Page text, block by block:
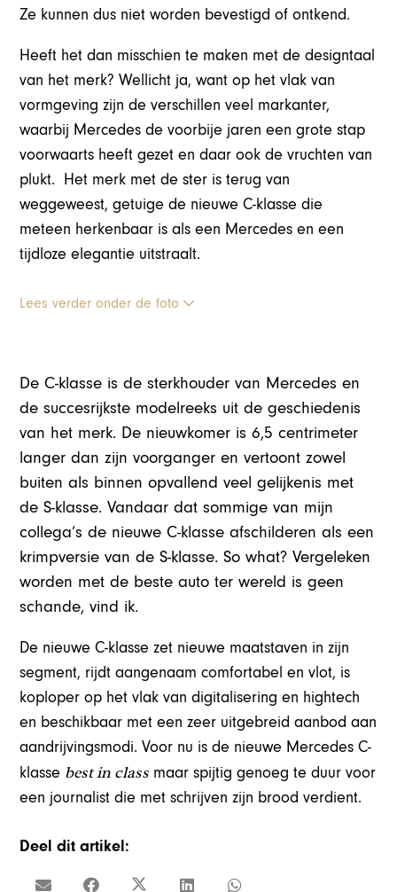
Ze kunnen dus niet worden bevestigd of ontkend.
Heeft het dan misschien te maken met de designtaal
van het merk? Wellicht ja, want op het vlak van
vormgeving zijn de verschillen veel markanter,
waarbij Mercedes de voorbije jaren een grote stap
voorwaarts heeft gezet en daar ook de vruchten van
plukt. Het merk met de ster is terug van
weggeweest, getuige de nieuwe C-klasse die
meteen herkenbaar is als een Mercedes en een
tijdloze elegantie uitstraalt.
Lees verder onder de foto
De C-klasse is de sterkhouder van Mercedes en
de succesrijkste modelreeks uit de geschiedenis
van het merk. De nieuwkomer is 6,5 centrimeter
langer dan zijn voorganger en vertoont zowel
buiten als binnen opvallend veel gelijkenis met
de S-klasse. Vandaar dat sommige van mijn
collega’s de nieuwe C-klasse afschilderen als een
krimpversie van de S-klasse. So what? Vergeleken
worden met de beste auto ter wereld is geen
schande, vind ik.
De nieuwe C-klasse zet nieuwe maatstaven in zijn
segment, rijdt aangenaam comfortabel en vlot, is
koploper op het vlak van digitalisering en hightech
en beschikbaar met een zeer uitgebreid aanbod aan
aandrijvingsmodi. Voor nu is de nieuwe Mercedes C-
klasse best in class maar spijtig genoeg te duur voor
een journalist die met schrijven zijn brood verdient.
Deel dit artikel: